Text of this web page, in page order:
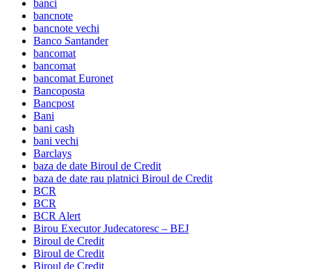
banci
bancnote
bancnote vechi
Banco Santander
bancomat
bancomat
bancomat Euronet
Bancoposta
Bancpost
Bani
bani cash
bani vechi
Barclays
baza de date Biroul de Credit
baza de date rau platnici Biroul de Credit
BCR
BCR
BCR Alert
Birou Executor Judecatoresc – BEJ
Biroul de Credit
Biroul de Credit
Biroul de Credit